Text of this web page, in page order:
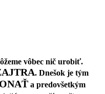
vôbec nič urobiť.
. Dnešok je tým
a predovšetkým